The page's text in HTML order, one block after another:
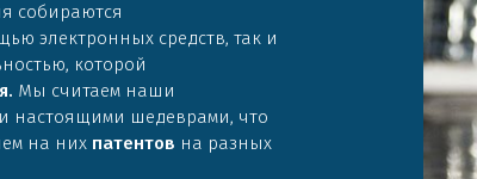
собираются
электронных средств, так и
которой
Мы считаем наши
настоящими шедеврами, что
на них патентов на разных